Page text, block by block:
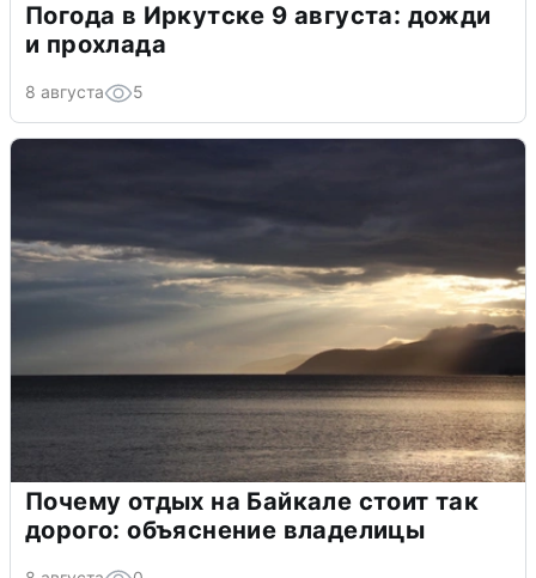
Погода в Иркутске 9 августа: дожди
и прохлада
8 августа 5
Почему отдых на Байкале стоит так
дорого: объяснение владелицы